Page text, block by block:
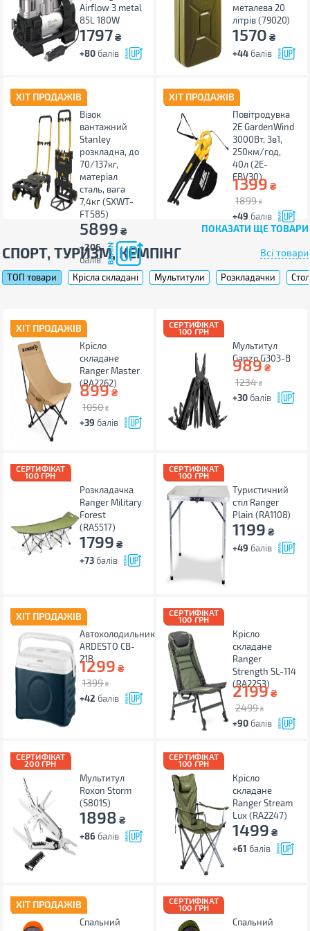
Airflow 3 metal
85L 180W
1797 ₴
+80балів
металева 20
літрів (79020)
1570 ₴
+44 балів
ХІТ ПРОДАЖІВ
Візок
вантажний
Stanley
розкладна, до
70/137кг,
матеріал
сталь, вага
7,4кг (SXWT-
FT585)
5899 ₴
+206
балів
ХІТ ПРОДАЖІВ
Повітродувка
2E GardenWind
3000Вт, 3в1,
250км/год,
40л (2E-
EBV30)
1399 ₴
1899 ₴
+49 балів
ПОКАЗАТИ ЩЕ ТОВАРИ
СПОРТ, ТУРИЗМ, КЕМПІНГ Всі товари
ТОП товари Крісла складані Мультитули Розкладачки
ХІТ ПРОДАЖІВ
Крісло
складане
Ranger Master
(RA2262)
899 ₴
1050 ₴
+39 балів
СЕРТИФІКАТ
100 ГРН
Мультитул
Ganzo G303-B
989₴
1234 ₴
+30 балів
СЕРТИФІКАТ
100 ГРН
Розкладачка
Ranger Military
Forest
(RA5517)
1799 ₴
+73балів
СЕРТИФІКАТ
100 ГРН
Туристичний
стіл Ranger
Plain (RA1108)
1199 ₴
+49 балів
ХІТ ПРОДАЖІВ
Автохолодильник
ARDESTO CB-
21B
1299 ₴
1399 ₴
+42 балів
СЕРТИФІКАТ
100 ГРН
Крісло
складане
Ranger
Strength SL-114
(RA2253)
2199₴
2499 ₴
+90 балів
СЕРТИФІКАТ
200 ГРН
Мультитул
Roxon Storm
(S801S)
1898 ₴
+86 балів
СЕРТИФІКАТ
100 ГРН
Крісло
складане
Ranger Stream
Lux (RA2247)
1499 ₴
+61 балів
ХІТ ПРОДАЖІВ
Спальний
СЕРТИФІКАТ
100 ГРН
Спальний